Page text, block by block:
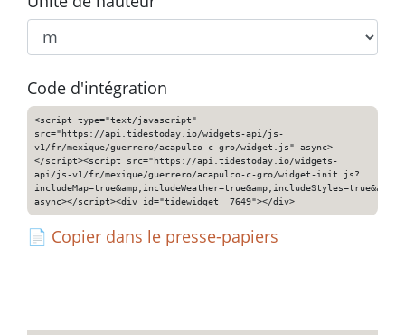
Code d'intégration
<script type="text/javascript"
src="https://api.tidestoday.io/widgets-api/js-
v1/fr/mexique/guerrero/acapulco-c-gro/widget.js" async>
</script><script src="https://api.tidestoday.io/widgets-
api/js-v1/fr/mexique/guerrero/acapulco-c-gro/widget-init.js?
async></script><div id="tidewidget__7649"></div>
📄 Copier dans le presse-papiers